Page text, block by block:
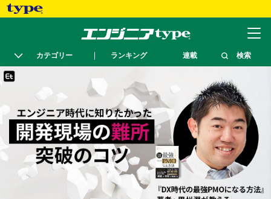
カテゴリー ランキング 連載 検索